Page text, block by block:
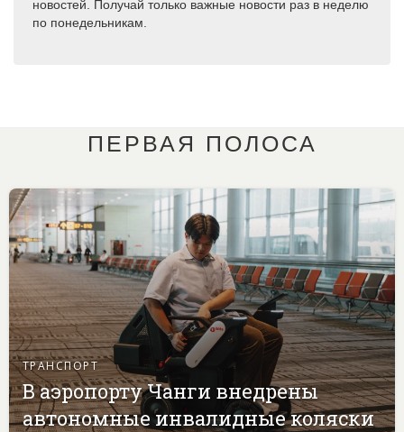
новостей. Получай только важные новости раз в неделю
по понедельникам.
ПЕРВАЯ ПОЛОСА
ТРАНСПОРТ
В аэропорту Чанги внедрены
автономные инвалидные коляски